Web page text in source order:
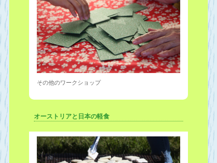
その他のワークショップ
オーストリアと日本の軽食